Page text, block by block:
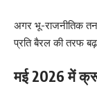
अगर भू-राजनीतिक
प्रति बैरल की तरफ
मई 2026 में